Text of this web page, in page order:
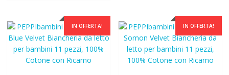
IN OFFERTA! IN OFFERTA!